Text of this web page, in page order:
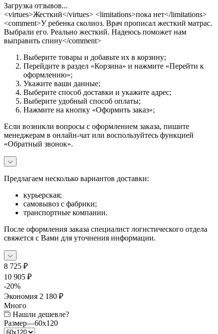
Загрузка отзывов...
<virtues>Жесткий</virtues> <limitations>пока нет</limitations>
<comment>У ребенка сколиоз. Врач прописал жесткий матрас.
Выбрали его. Реально жесткий. Надеюсь поможет нам
выправить спину</comment>
Выберите товары и добавьте их в корзину;
Перейдите в раздел «Корзина» и нажмите «Перейти к
оформлению»;
Укажите ваши данные;
Выберите способ доставки и укажите адрес;
Выберите удобный способ оплаты;
Нажмите на кнопку «Оформить заказ»;
Если возникли вопросы с оформлением заказа, пишите
менеджерам в онлайн-чат или воспользуйтесь функцией
«Обратный звонок».
Предлагаем несколько вариантов доставки:
курьерская;
самовывоз с фабрики;
транспортные компании.
После оформления заказа специалист логистического отдела
свяжется с Вами для уточнения информации.
8 725 ₽
10 905 ₽
-20%
Экономия 2 180 ₽
Много
Нашли дешевле?
Размер—60x120